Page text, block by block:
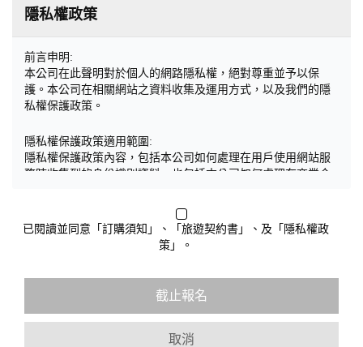
隱私權政策
前言申明:
本公司在此聲明對於個人的網路隱私權，絕對尊重並予以保
護。本公司在相關網站之資料收集及運用方式，以及我們的隱
私權保護政策。
隱私權保護政策適用範圍:
隱私權保護政策內容，包括本公司如何處理在用戶使用網站服
務時收集到的身份識別資料，也包括本公司如何處理在商業合
不適用於本公司以外的公司或網站群，與非本站所僱用或管理
人員。例如您透過本公司旗下網站上的廣告廠商連結，這些置
放連結的廠商也可能蒐集您個人的資料。對於您主動提供的個
您個人在本網站上的聊天室或討論區中任意公開個人資料的行
為，在非經加密的保護下，亦不適用於本公司隱私權保護政
策。
已閱讀並同意「訂購須知」、「旅遊契約書」、及「隱私權政
策」。
截止報名
取消